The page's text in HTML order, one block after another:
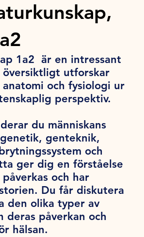
1a2 är en intressant
översiktligt utforskar
anatomi och fysiologi ur
perspektiv.
du människans
genteknik,
och
ger dig en förståelse
och har
Du får diskutera
den olika typer av
deras påverkan och
hälsan.